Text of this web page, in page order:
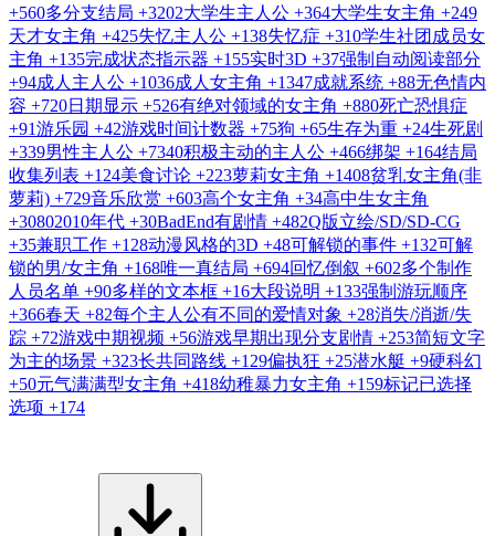
+560多分支结局 +3202大学生主人公 +364大学生女主角 +249
天才女主角 +425失忆主人公 +138失忆症 +310学生社团成员女
主角 +135完成状态指示器 +155实时3D +37强制自动阅读部分
+94成人主人公 +1036成人女主角 +1347成就系统 +88无色情内
容 +720日期显示 +526有绝对领域的女主角 +880死亡恐惧症
+91游乐园 +42游戏时间计数器 +75狗 +65生存为重 +24生死剧
+339男性主人公 +7340积极主动的主人公 +466绑架 +164结局
收集列表 +124美食讨论 +223萝莉女主角 +1408贫乳女主角(非
萝莉) +729音乐欣赏 +603高个女主角 +34高中生女主角
+30802010年代 +30BadEnd有剧情 +482Q版立绘/SD/SD-CG
+35兼职工作 +128动漫风格的3D +48可解锁的事件 +132可解
锁的男/女主角 +168唯一真结局 +694回忆倒叙 +602多个制作
人员名单 +90多样的文本框 +16大段说明 +133强制游玩顺序
+366春天 +82每个主人公有不同的爱情对象 +28消失/消逝/失
踪 +72游戏中期视频 +56游戏早期出现分支剧情 +253简短文字
为主的场景 +323长共同路线 +129偏执狂 +25潜水艇 +9硬科幻
+50元气满满型女主角 +418幼稚暴力女主角 +159标记已选择
选项 +174